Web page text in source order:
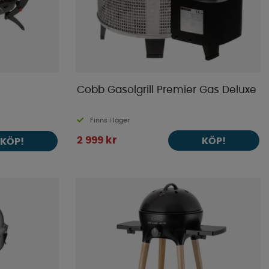
KÖP!
Cobb Gasolgrill Premier Gas Deluxe
Finns i lager
2 999 kr KÖP!